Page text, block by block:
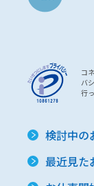
コ
バ
行
検討中の
最近見た